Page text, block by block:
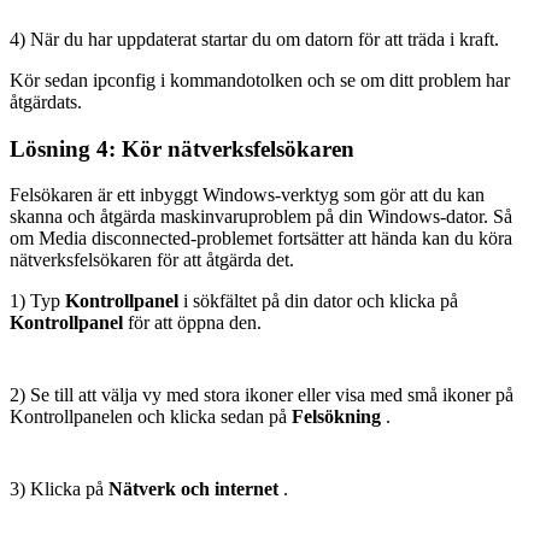
4) När du har uppdaterat startar du om datorn för att träda i kraft.
Kör sedan ipconfig i kommandotolken och se om ditt problem har
åtgärdats.
Lösning 4: Kör nätverksfelsökaren
Felsökaren är ett inbyggt Windows-verktyg som gör att du kan
skanna och åtgärda maskinvaruproblem på din Windows-dator. Så
om Media disconnected-problemet fortsätter att hända kan du köra
nätverksfelsökaren för att åtgärda det.
1) Typ Kontrollpanel i sökfältet på din dator och klicka på
Kontrollpanel för att öppna den.
2) Se till att välja vy med stora ikoner eller visa med små ikoner på
Kontrollpanelen och klicka sedan på Felsökning .
3) Klicka på Nätverk och internet .